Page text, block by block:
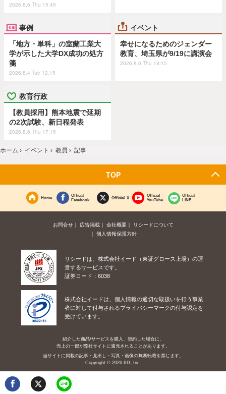
2026.8.6 Thu 15:45
事例
「地方・単科」の室蘭工業大
学が示した大学DX成功の処方
箋
2026.8.4 Tue 12:15
イベント
幸せになるためのジェンダー
教育、埼玉県が9/19に講演会
2026.8.6 Thu 18:15
教育行政
【教員採用】熊本地震で延期
の2次試験、新日程発表
2026.8.6 Thu 17:15
ホーム › イベント › 教員 › 記事
TOP
Home
Official
Facebook
Official X
Official
YouTube
Official
LINE
お問合せ 広告掲載 会社概要
リシードについて
個人情報保護方針
リシードは、株式会社イード（東証グロース上場）の運
営するサービスです。
証券コード：6038
株式会社イードは、個人情報の適切な取扱いを行う事業
者に対して付与されるプライバシーマークの付与認定を
受けています。
紹介した商品/サービスを購入、契約した場合に、
売上の一部が弊社サイトに還元されることがあります。
当サイトに掲載の記事・見出し・写真・画像の無断転載を禁じます。
Copyright © 2026 IID, Inc.